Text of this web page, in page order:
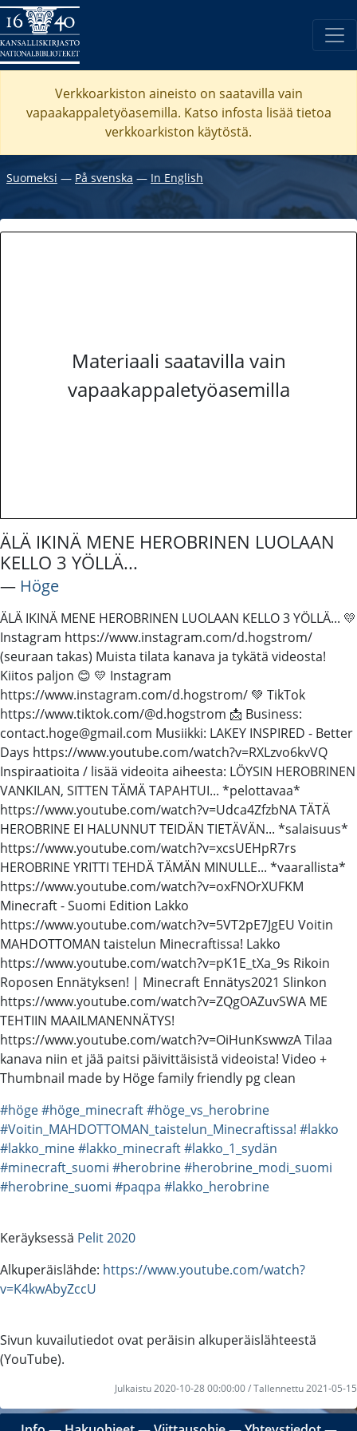
Verkkoarkiston aineisto on saatavilla vain
vapaakappaletyöasemilla. Katso infosta lisää tietoa
verkkoarkiston käytöstä.
Suomeksi ― På svenska ― In English
Materiaali saatavilla vain
vapaakappaletyöasemilla
ÄLÄ IKINÄ MENE HEROBRINEN LUOLAAN
KELLO 3 YÖLLÄ...
― Höge
ÄLÄ IKINÄ MENE HEROBRINEN LUOLAAN KELLO 3 YÖLLÄ... 💛
Instagram https://www.instagram.com/d.hogstrom/
(seuraan takas) Muista tilata kanava ja tykätä videosta!
Kiitos paljon 😊 💛 Instagram
https://www.instagram.com/d.hogstrom/ 💚 TikTok
https://www.tiktok.com/@d.hogstrom 📩 Business:
contact.hoge@gmail.com Musiikki: LAKEY INSPIRED - Better
Days https://www.youtube.com/watch?v=RXLzvo6kvVQ
Inspiraatioita / lisää videoita aiheesta: LÖYSIN HEROBRINEN
VANKILAN, SITTEN TÄMÄ TAPAHTUI... *pelottavaa*
https://www.youtube.com/watch?v=Udca4ZfzbNA TÄTÄ
HEROBRINE EI HALUNNUT TEIDÄN TIETÄVÄN... *salaisuus*
https://www.youtube.com/watch?v=xcsUEHpR7rs
HEROBRINE YRITTI TEHDÄ TÄMÄN MINULLE... *vaarallista*
https://www.youtube.com/watch?v=oxFNOrXUFKM
Minecraft - Suomi Edition Lakko
https://www.youtube.com/watch?v=5VT2pE7JgEU Voitin
MAHDOTTOMAN taistelun Minecraftissa! Lakko
https://www.youtube.com/watch?v=pK1E_tXa_9s Rikoin
Roposen Ennätyksen! | Minecraft Ennätys2021 Slinkon
https://www.youtube.com/watch?v=ZQgOAZuvSWA ME
TEHTIIN MAAILMANENNÄTYS!
https://www.youtube.com/watch?v=OiHunKswwzA Tilaa
kanava niin et jää paitsi päivittäisistä videoista! Video +
Thumbnail made by Höge family friendly pg clean
#höge#höge_minecraft#höge_vs_herobrine
#Voitin_MAHDOTTOMAN_taistelun_Minecraftissa! #lakko
#lakko_mine#lakko_minecraft#lakko_1_sydän
#minecraft_suomi #herobrine#herobrine_modi_suomi
#herobrine_suomi #paqpa #lakko_herobrine
Keräyksessä Pelit 2020
Alkuperäislähde: https://www.youtube.com/watch?
v=K4kwAbyZccU
Sivun kuvailutiedot ovat peräisin alkuperäislähteestä
(YouTube).
Julkaistu 2020-10-28 00:00:00 / Tallennettu 2021-05-15